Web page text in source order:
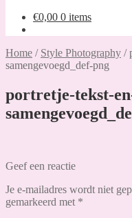
€0,00 0 items
Home / Style Photography /
samengevoegd_def-png
portretje-tekst-
Geef een reactie
Je e-mailadres wordt niet
gemarkeerd met *